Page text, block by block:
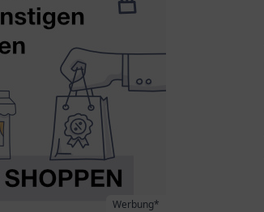
Werbung*